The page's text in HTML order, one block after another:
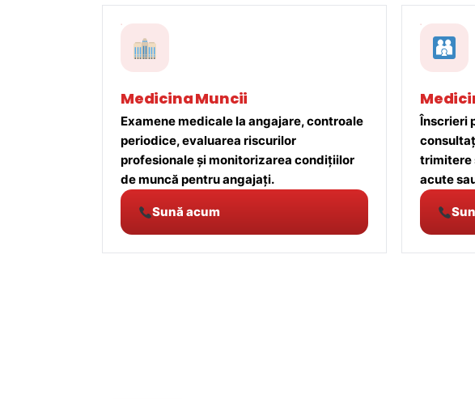
Medicina Muncii
Examene medicale la angajare, controale
periodice, evaluarea riscurilor
profesionale și monitorizarea condițiilor
de muncă pentru angajați.
Sună acum
Înscrieri
trimitere
acute